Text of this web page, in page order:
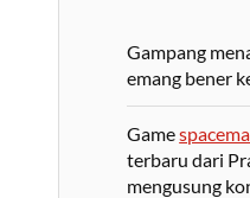
Gampang
emang bener
Game
terbaru dari
mengusung